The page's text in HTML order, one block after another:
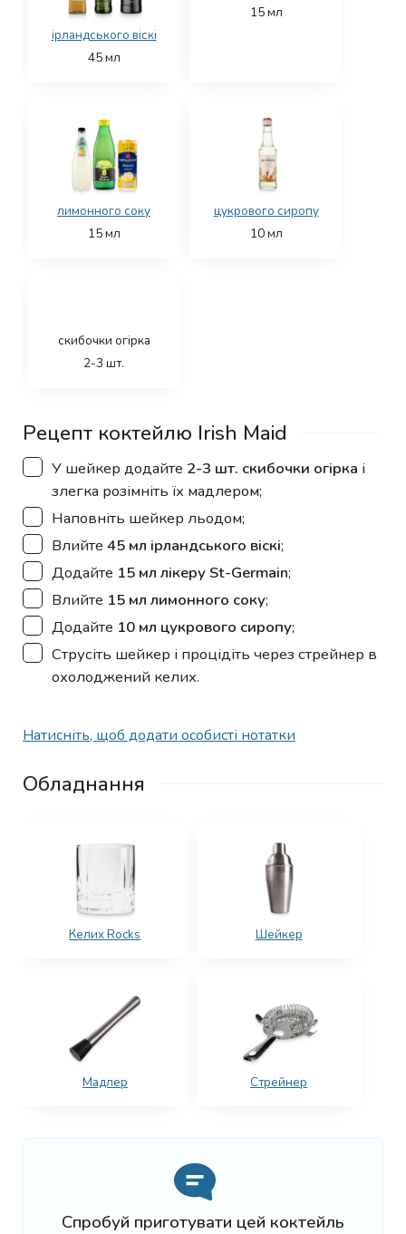
ірландського віскі
45мл
15мл
лимонного соку
15мл
цукрового сиропу
10мл
скибочки огірка
2-3 шт.
Рецепт коктейлю Irish Maid
▢
У шейкер додайте 2-3 шт. скибочки огірка і
злегка розімніть їх мадлером;
▢
Наповніть шейкер льодом;
▢
Влийте 45 мл ірландського віскі;
▢
Додайте 15 мл лікеру St-Germain;
▢
Влийте 15 мл лимонного соку;
▢
Додайте 10 мл цукрового сиропу;
▢
Струсіть шейкер і процідіть через стрейнер в
охолоджений келих.
Натисніть, щоб додати особисті нотатки
Обладнання
Келих Rocks Шейкер
Мадлер Стрейнер
Спробуй приготувати цей коктейль